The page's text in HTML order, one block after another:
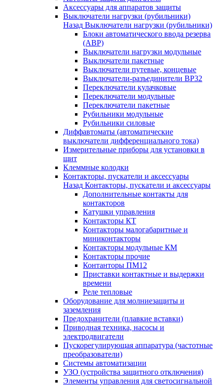
Аксессуары для аппаратов защиты
Выключатели нагрузки (рубильники)
Назад Выключатели нагрузки (рубильники)
Блоки автоматического ввода резерва
(АВР)
Выключатели нагрузки модульные
Выключатели пакетные
Выключатели путевые, концевые
Выключатели-разъединители ВР32
Переключатели кулачковые
Переключатели модульные
Переключатели пакетные
Рубильники модульные
Рубильники силовые
Диффавтоматы (автоматические
выключатели дифференциального тока)
Измерительные приборы для установки в
щит
Клеммные колодки
Контакторы, пускатели и аксессуары
Назад Контакторы, пускатели и аксессуары
Дополнительные контакты для
контакторов
Катушки управления
Контакторы КТ
Контакторы малогабаритные и
миниконтакторы
Контакторы модульные КМ
Контакторы прочие
Контанторы ПМ12
Приставки контактные и выдержки
времени
Реле тепловые
Оборудование для молниезащиты и
заземления
Предохранители (плавкие вставки)
Приводная техника, насосы и
электродвигатели
Пускорегулирующая аппаратура (частотные
преобразователи)
Системы автоматизации
УЗО (устройства защитного отключения)
Элементы управления для светосигнальной